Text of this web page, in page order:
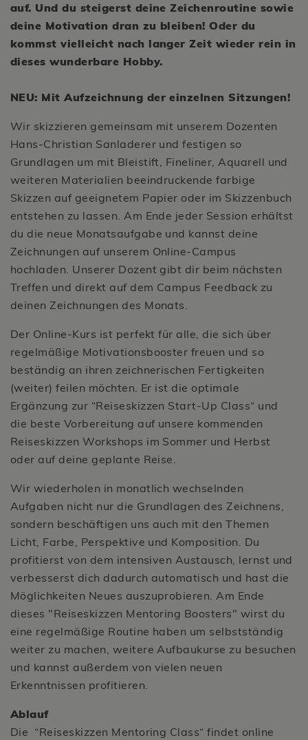
auf. Und du steigerst deine Zeichenroutine sowie
deine Motivation dran zu bleiben! Oder du
kommst vielleicht nach langer Zeit wieder rein in
dieses wunderbare Hobby.
NEU: Mit Aufzeichnung der einzelnen Sitzungen!
Wir skizzieren gemeinsam mit unserem Dozenten
Hans-Christian Sanladerer und festigen so
Grundlagen um mit Bleistift, Fineliner, Aquarell und
weiteren Materialien beeindruckende farbige
Skizzen auf geeignetem Papier oder im Skizzenbuch
entstehen zu lassen. Am Ende jeder Session erhältst
du die neue Monatsaufgabe und kannst deine
Zeichnungen auf unserem Online-Campus
hochladen. Unserer Dozent gibt dir beim nächsten
Treffen und direkt auf dem Campus Feedback zu
deinen Zeichnungen des Monats.
Der Online-Kurs ist perfekt für alle, die sich über
regelmäßige Motivationsbooster freuen und so
beständig an ihren zeichnerischen Fertigkeiten
(weiter) feilen möchten. Er ist die optimale
Ergänzung zur “Reiseskizzen Start-Up Class“ und
die beste Vorbereitung auf unsere kommenden
Reiseskizzen Workshops im Sommer und Herbst
oder auf deine geplante Reise.
Wir wiederholen in monatlich wechselnden
Aufgaben nicht nur die Grundlagen des Zeichnens,
sondern beschäftigen uns auch mit den Themen
Licht, Farbe, Perspektive und Komposition. Du
profitierst von dem intensiven Austausch, lernst und
verbesserst dich dadurch automatisch und hast die
Möglichkeiten Neues auszuprobieren. Am Ende
dieses "Reiseskizzen Mentoring Boosters" wirst du
eine regelmäßige Routine haben um selbstständig
weiter zu machen, weitere Aufbaukurse zu besuchen
und kannst außerdem von vielen neuen
Erkenntnissen profitieren.
Ablauf
Die “Reiseskizzen Mentoring Class“ findet online